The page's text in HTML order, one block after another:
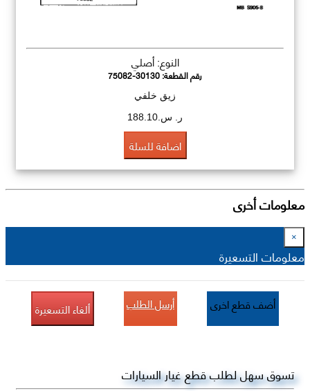
النوع: أصلي
رقم القطعة:75082-30130
زيق خلفي
ر. س.188.10
اضافة للسلة
معلومات أخرى
×
معلومات التسعيرة
أضف قطع اخرى أرسل الطلب ألغاء التسعيرة
تسوق سهل لطلب قطع غيار السيارات